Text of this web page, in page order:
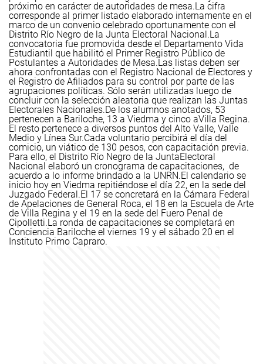
próximo en carácter de autoridades de mesa.La cifra
corresponde al primer listado elaborado internamente en el
marco de un convenio celebrado oportunamente con el
Distrito Río Negro de la Junta Electoral Nacional.La
convocatoria fue promovida desde el Departamento Vida
Estudiantil que habilitó el Primer Registro Público de
Postulantes a Autoridades de Mesa.Las listas deben ser
ahora confrontadas con el Registro Nacional de Electores y
el Registro de Afiliados para su control por parte de las
agrupaciones políticas. Sólo serán utilizadas luego de
concluir con la selección aleatoria que realizan las Juntas
Electorales Nacionales.De los alumnos anotados, 53
pertenecen a Bariloche, 13 a Viedma y cinco aVilla Regina.
El resto pertenece a diversos puntos del Alto Valle, Valle
Medio y Línea Sur.Cada voluntario percibirá el día del
comicio, un viático de 130 pesos, con capacitación previa.
Para ello, el Distrito Río Negro de la JuntaElectoral
Nacional elaboró un cronograma de capacitaciones, de
acuerdo a lo informe brindado a la UNRN.El calendario se
inicio hoy en Viedma repitiéndose el día 22, en la sede del
Juzgado Federal.El 17 se concretará en la Cámara Federal
de Apelaciones de General Roca, el 18 en la Escuela de Arte
de Villa Regina y el 19 en la sede del Fuero Penal de
Cipolletti.La ronda de capacitaciones se completará en
Conciencia Bariloche el viernes 19 y el sábado 20 en el
Instituto Primo Capraro.